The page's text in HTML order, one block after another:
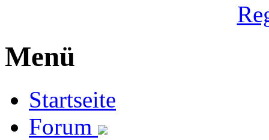
Menü
Startseite
Forum